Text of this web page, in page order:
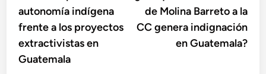
entradas
autonomía indígena
frente a los proyectos
extractivistas en
Guatemala
de Molina Barreto a la
CC genera indignación
en Guatemala?